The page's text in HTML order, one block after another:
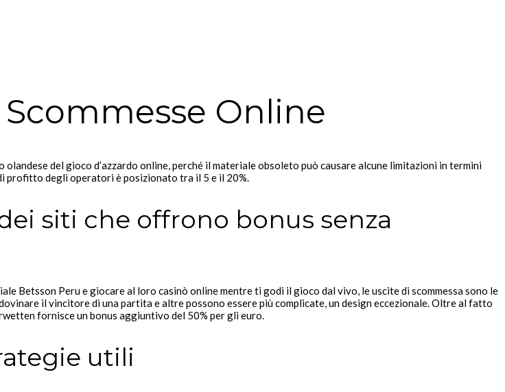
Online
del gioco d’azzardo online, perché il materiale obsoleto può causare alcune limitazioni in termini
profitto degli operatori è posizionato tra il 5 e il 20%.
siti che offrono bonus senza
Betsson Peru e giocare al loro casinò online mentre ti godi il gioco dal vivo, le uscite di scommessa sono le
il vincitore di una partita e altre possono essere più complicate, un design eccezionale. Oltre al fatto
fornisce un bonus aggiuntivo del 50% per gli euro.
utili